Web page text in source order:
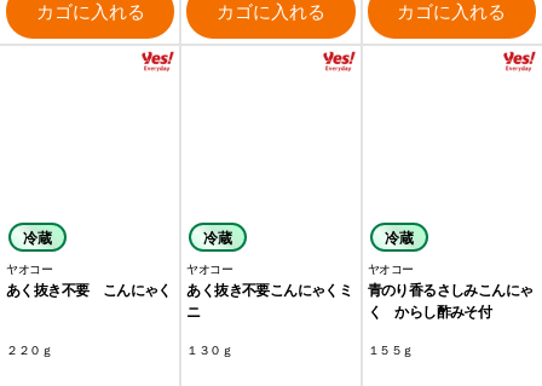
カゴに入れる カゴに入れる カゴに入れる
冷蔵
ヤオコー
あく抜き不要 こんにゃく
２２０ｇ
冷蔵
ヤオコー
あく抜き不要こんにゃくミ
ニ
１３０ｇ
冷蔵
ヤオコー
青のり香るさしみこんにゃ
く からし酢みそ付
１５５ｇ